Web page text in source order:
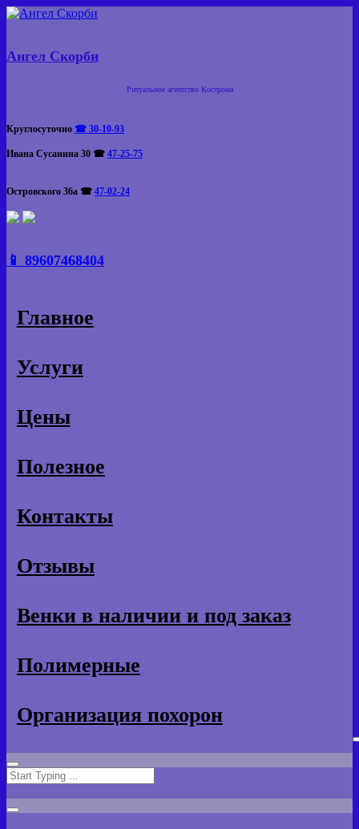
Skip
Ангел Скорби
Ритуальное агентство Кострома
Круглосуточно ☎ 30-10-93
Ивана Сусанина 30 ☎ 47-25-75
Островского 36а ☎ 47-02-24
📱 89607468404
Главное
Услуги
Цены
Полезное
Контакты
Отзывы
Венки в наличии и под заказ
Полимерные
Организация похорон
Search
for: